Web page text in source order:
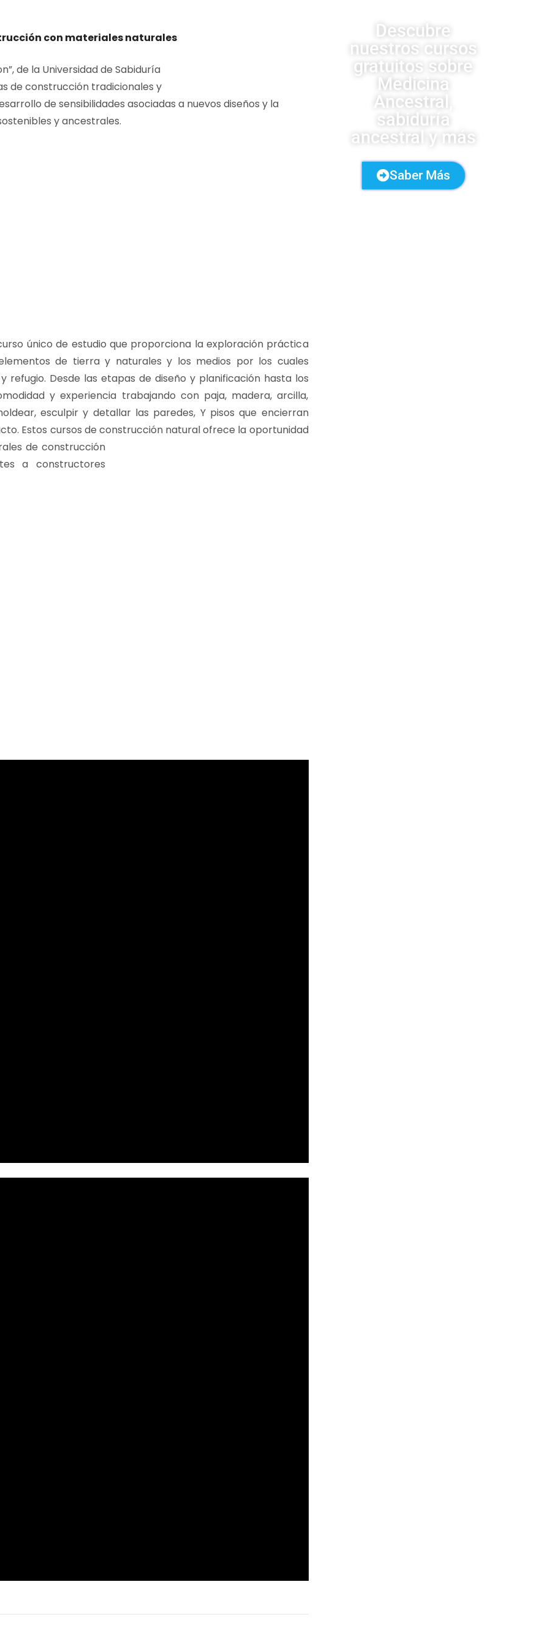
con materiales naturales
de la Universidad de Sabiduría
de construcción tradicionales y
de sensibilidades asociadas a nuevos diseños y la
y ancestrales.
único de estudio que proporciona la exploración práctica
de tierra y naturales y los medios por los cuales
refugio. Desde las etapas de diseño y planificación hasta los
y experiencia trabajando con paja, madera, arcilla,
esculpir y detallar las paredes, Y pisos que encierran
Estos cursos de construcción natural ofrece la oportunidad
de construcción
a constructores
Descubre
nuestros cursos
gratuitos sobre
Medicina
Ancestral,
sabiduría
ancestral y más
Saber Más